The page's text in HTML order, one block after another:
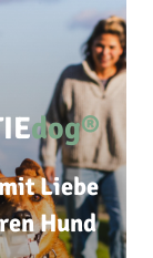
dog®
Liebe
Hund